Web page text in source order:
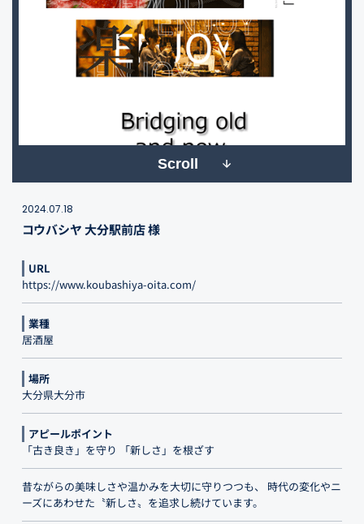
Scroll
2024.07.18
コウバシヤ 大分駅前店 様
URL
https://www.koubashiya-oita.com/
業種
居酒屋
場所
大分県大分市
アピールポイント
「古き良き」を守り 「新しさ」を根ざす
昔ながらの美味しさや温かみを大切に守りつつも、 時代の変化やニ
ーズにあわせた〝新しさ〟を追求し続けています。